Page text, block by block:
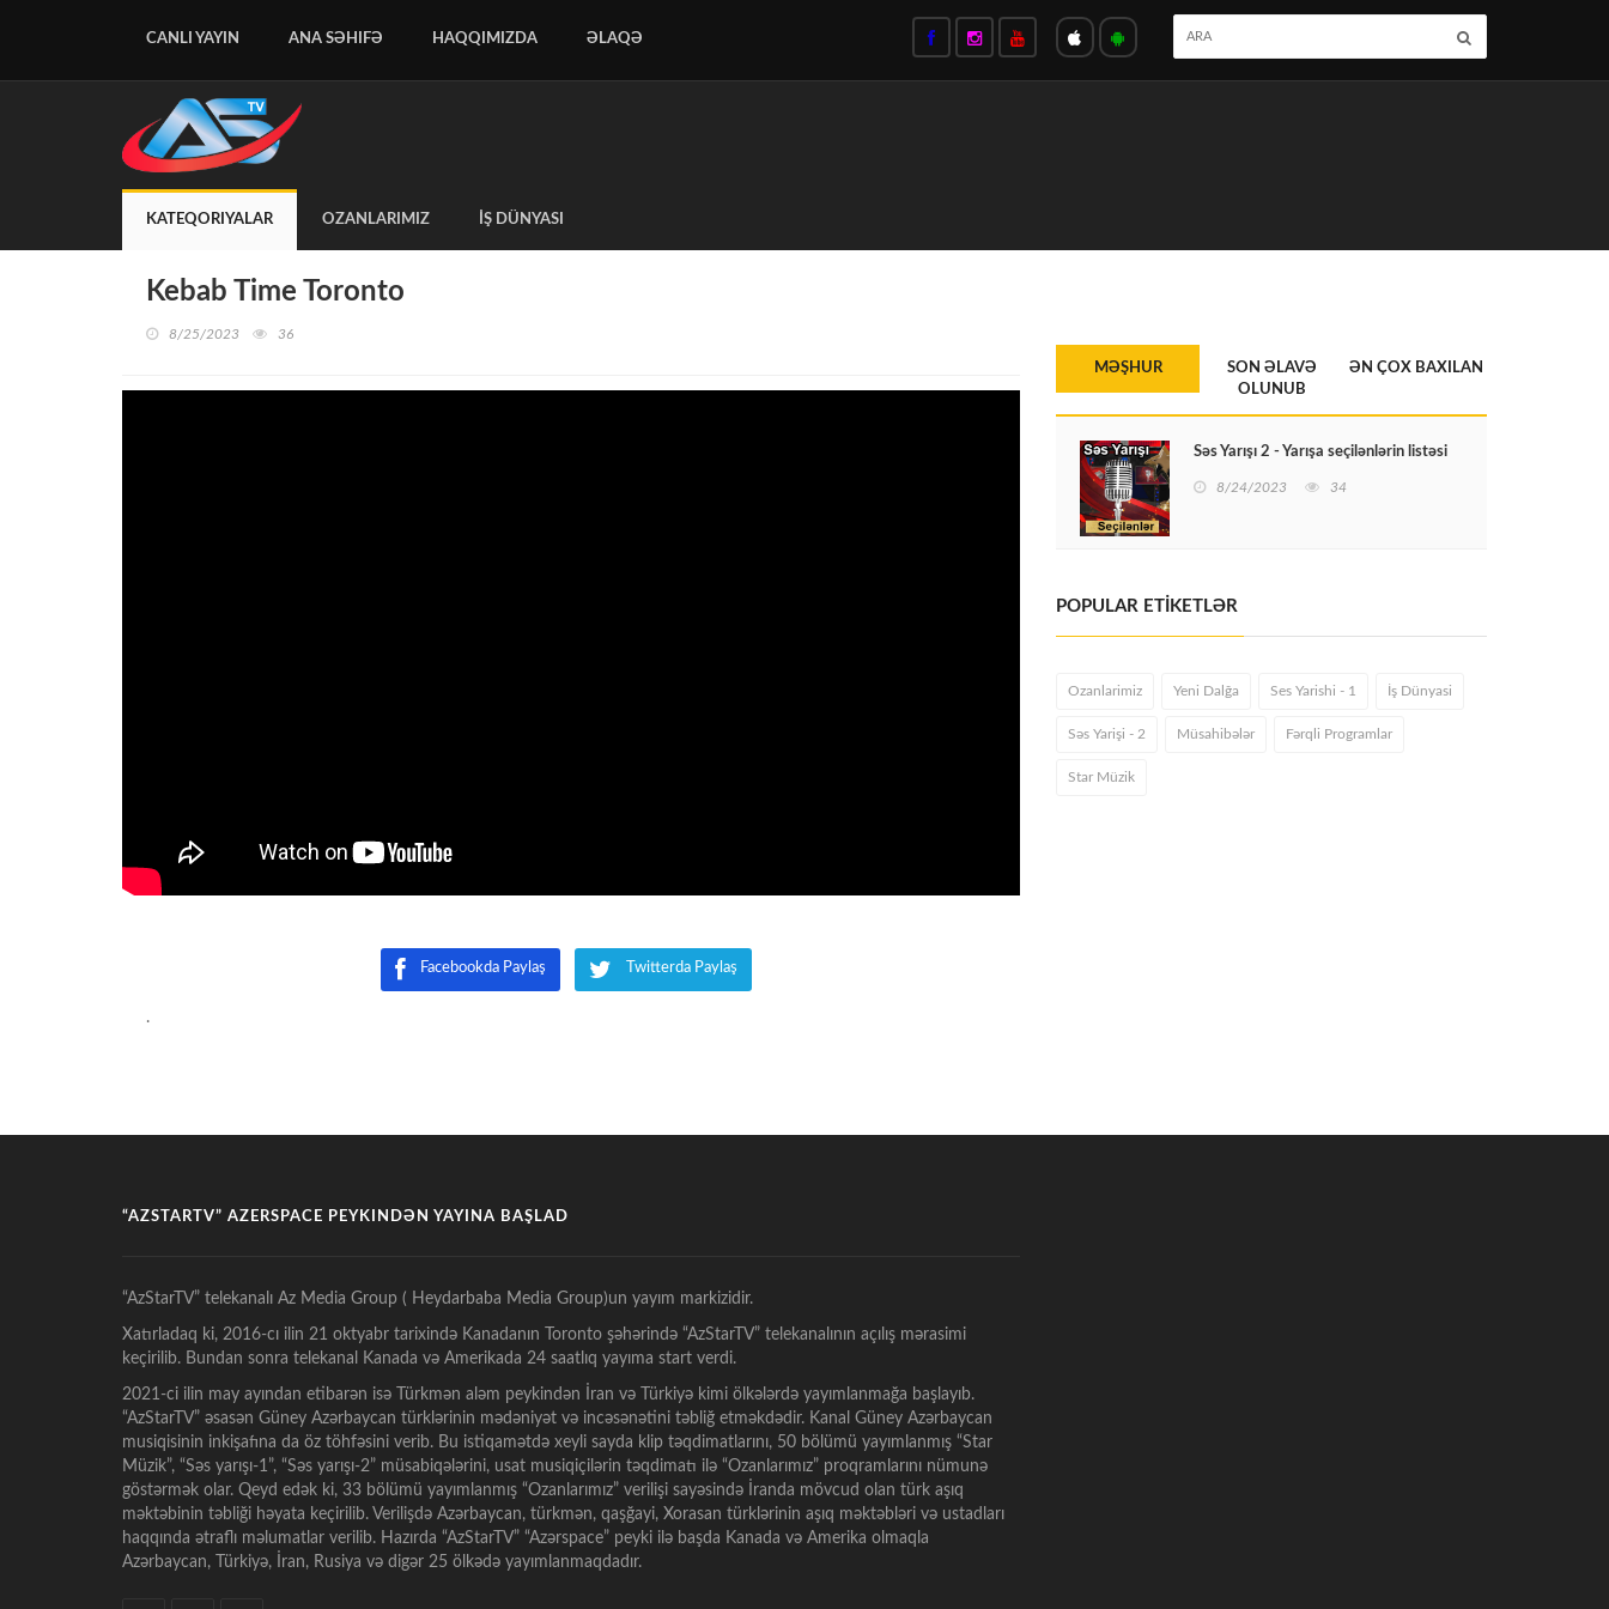
CANLI YAYIN ANA SƏHIFƏ HAQQIMIZDA ƏLAQƏ
KATEQORIYALAR OZANLARIMIZ İŞ DÜNYASI
Kebab Time Toronto
8/25/2023 36
Facebookda Paylaş Twitterda Paylaş
.
MƏŞHUR
SON ƏLAVƏ
OLUNUB
ƏN ÇOX BAXILAN
Səs Yarışı 2 - Yarışa seçilənlərin listəsi
8/24/2023 34
POPULAR ETİKETLƏR
Ozanlarimiz Yeni Dalğa Ses Yarishi - 1 İş Dünyasi
Səs Yarişi - 2 Müsahibələr Fərqli Programlar
Star Müzik
“AZSTARTV” AZERSPACE PEYKINDƏN YAYINA BAŞLAD
“AzStarTV” telekanalı Az Media Group ( Heydarbaba Media Group)un yayım markizidir.
Xatırladaq ki, 2016-cı ilin 21 oktyabr tarixində Kanadanın Toronto şəhərində “AzStarTV” telekanalının açılış mərasimi
keçirilib. Bundan sonra telekanal Kanada və Amerikada 24 saatlıq yayıma start verdi.
2021-ci ilin may ayından etibarən isə Türkmən aləm peykindən İran və Türkiyə kimi ölkələrdə yayımlanmağa başlayıb.
“AzStarTV” əsasən Güney Azərbaycan türklərinin mədəniyət və incəsənətini təbliğ etməkdədir. Kanal Güney Azərbaycan
musiqisinin inkişafına da öz töhfəsini verib. Bu istiqamətdə xeyli sayda klip təqdimatlarını, 50 bölümü yayımlanmış “Star
Müzik”, “Səs yarışı-1”, “Səs yarışı-2” müsabiqələrini, usat musiqiçilərin təqdimatı ilə “Ozanlarımız” proqramlarını nümunə
göstərmək olar. Qeyd edək ki, 33 bölümü yayımlanmış “Ozanlarımız” verilişi sayəsində İranda mövcud olan türk aşıq
məktəbinin təbliği həyata keçirilib. Verilişdə Azərbaycan, türkmən, qaşğayi, Xorasan türklərinin aşıq məktəbləri və ustadları
haqqında ətraflı məlumatlar verilib. Hazırda “AzStarTV” “Azərspace” peyki ilə başda Kanada və Amerika olmaqla
Azərbaycan, Türkiyə, İran, Rusiya və digər 25 ölkədə yayımlanmaqdadır.